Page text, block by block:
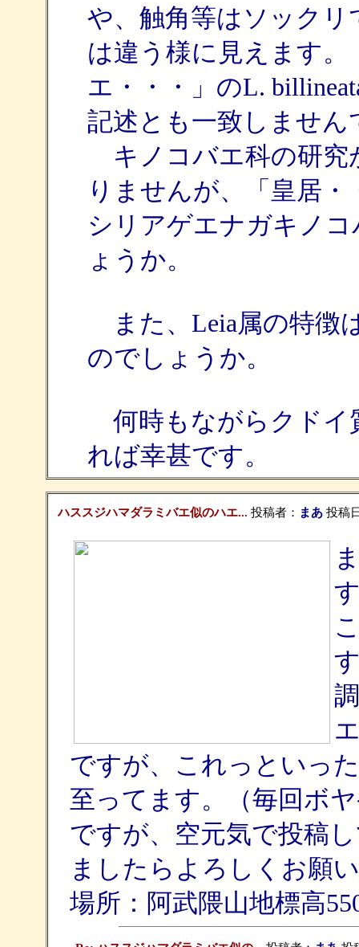
や、触角等はソックリ
は違う様に見えます
エ・・・」のL.
記述とも一致しません
キノコバエ科の研究
りませんが、「皇居
シリアゲエナガキノ
ょうか。
また、Leia属の特徴
のでしょうか。
何時もながらクドイ
れば幸甚です。
ハススジハマダラミバエ似のハエ... 投稿者： まあ投稿
ですが、これっといっ
至ってます。（毎回ボ
ですが、空元気で投稿
ましたらよろしくお願
場所：阿武隈山地標高